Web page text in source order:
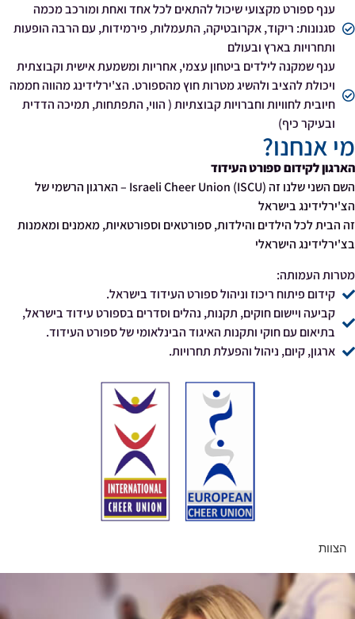
ענף ספורט מקצועי שיכול להתאים לכל אחד ואחת ומורכב מכמה
סגנונות: ריקוד, אקרובטיקה, התעמלות, פירמידות, עם הרבה הופעות
ותחרויות בארץ ובעולם
ענף שמקנה לילדים ביטחון עצמי, אחריות ומשמעת אישית וקבוצתית
ויכולת להציב ולהשיג מטרות חוץ מהספורט. הצ'ירלידינג מהווה חממה
חיובית לחוויות וחברויות קבוצתיות ( הווי, התפתחות, תמיכה הדדית
ובעיקר כיף)
מי אנחנו?
הארגון לקידום ספורט העידוד
השם השני שלנו זה Israeli Cheer Union (ISCU) – הארגון הרשמי של
הצ'ירלידינג בישראל
זה הבית לכל הילדים והילדות, ספורטאים וספורטאיות, מאמנים ומאמנות
בצ'ירלידינג הישראלי
מטרות העמותה:
קידום פיתוח ריכוז וניהול ספורט העידוד בישראל.
קביעה ויישום חוקים, תקנות, נהלים וסדרים בספורט עידוד בישראל,
בתיאום עם חוקי ותקנות האיגוד הבינלאומי של ספורט העידוד.
ארגון, קיום, ניהול והפעלת תחרויות.
הצוות